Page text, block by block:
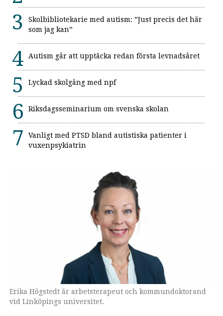
Skolbibliotekarie med autism: ”Just precis det här
som jag kan”
Autism går att upptäcka redan första levnadsåret
Lyckad skolgång med npf
Riksdagsseminarium om svenska skolan
Vanligt med PTSD bland autistiska patienter i
vuxenpsykiatrin
Erika Högstedt är arbetsterapeut och kommundoktorand
vid Linköpings universitet.